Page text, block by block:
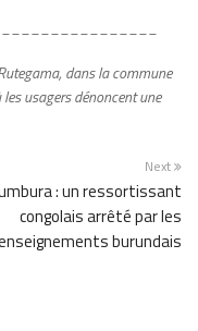
dans la commune
usagers dénoncent une
Next
: un ressortissant
congolais arrêté par les
burundais